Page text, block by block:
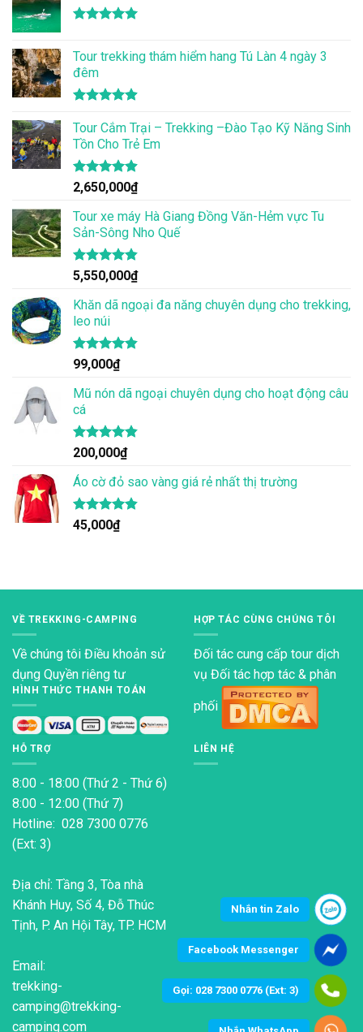
5 sao
Tour trekking thám hiểm hang Tú Làn 4 ngày 3
đêm
hạng4.86
5 sao
Tour Cắm Trại – Trekking –Đào Tạo Kỹ Năng Sinh
Tồn Cho Trẻ Em
Được xếp
hạng 4.86
5 sao
2,650,000₫
Tour xe máy Hà Giang Đồng Văn-Hẻm vực Tu
Sản-Sông Nho Quế
Được xếp
hạng 4.83
5 sao
5,550,000₫
Khăn dã ngoại đa năng chuyên dụng cho trekking,
leo núi
Được xếp
hạng
4.83
5 sao
99,000₫
Mũ nón dã ngoại chuyên dụng cho hoạt động câu
cá
Được xếp
hạng
4.83
5 sao
200,000₫
Áo cờ đỏ sao vàng giá rẻ nhất thị trường
Được xếp
hạng
4.80
45,000₫
VỀ TREKKING-CAMPING
Về chúng tôi Điều khoản sử
dụng Quyền riêng tư
HÌNH THỨC THANH TOÁN
HỢP TÁC CÙNG CHÚNG TÔI
Đối tác cung cấp tour dịch
vụ Đối tác hợp tác & phân
phối
HỖ TRỢ
8:00 - 18:00 (Thứ 2 - Thứ 6)
8:00 - 12:00 (Thứ 7)
Hotline: 028 7300 0776
(Ext: 3)
Địa chỉ: Tầng 3, Tòa nhà
Khánh Huy, Số 4, Đỗ Thúc
Tịnh, P. An Hội Tây, TP. HCM
Email:
trekking-
camping@trekking-
camping.com
LIÊN HỆ
Nhắn tin Zalo
Facebook Messenger
Gọi: 028 7300 0776 (Ext: 3)